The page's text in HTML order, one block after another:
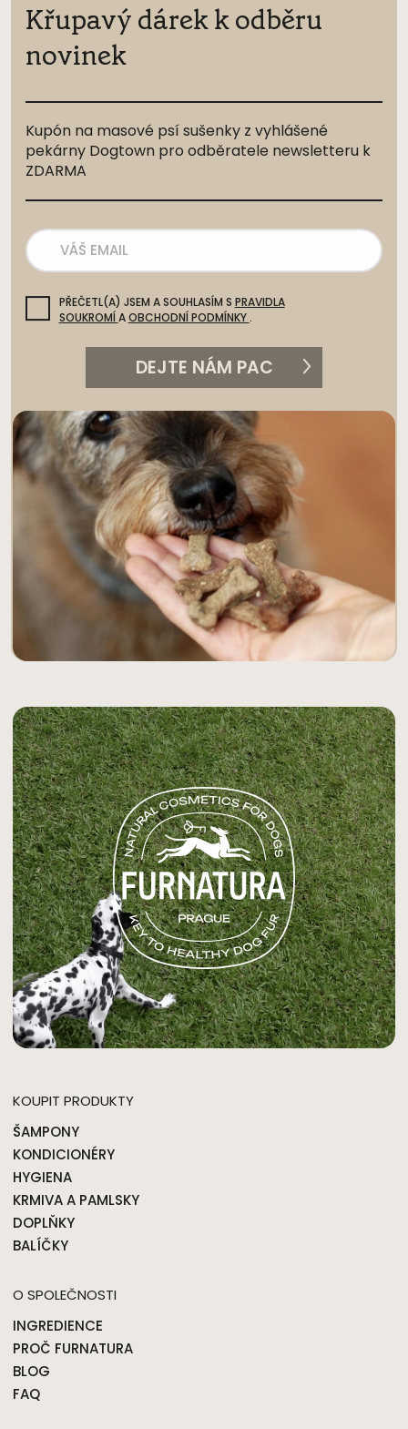
Křupavý dárek k odběru
novinek
Kupón na masové psí sušenky z vyhlášené
pekárny Dogtown pro odběratele newsletteru k
ZDARMA
PŘEČETL(A) JSEM A SOUHLASÍM S PRAVIDLA
SOUKROMÍAOBCHODNÍ PODMÍNKY.
DEJTE NÁM PAC
KOUPIT PRODUKTY
ŠAMPONY
KONDICIONÉRY
HYGIENA
KRMIVA A PAMLSKY
DOPLŇKY
BALÍČKY
O SPOLEČNOSTI
INGREDIENCE
PROČ FURNATURA
BLOG
FAQ